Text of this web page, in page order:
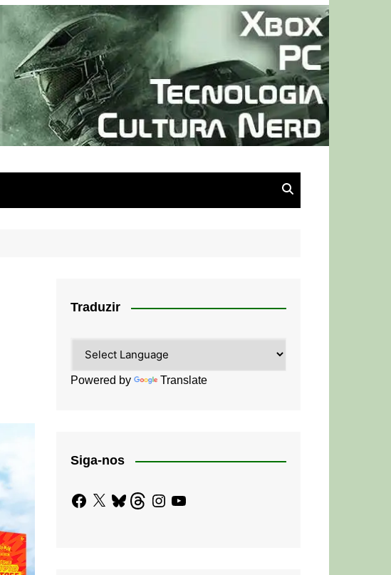
Traduzir
Powered by Translate
Siga-nos
Facebook
X BlueskyThreadsInstagram
YouTube